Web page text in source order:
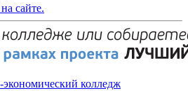
сайте.
колледж